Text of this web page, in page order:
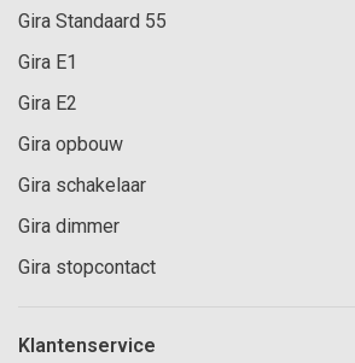
Gira Standaard 55
Gira E1
Gira E2
Gira opbouw
Gira schakelaar
Gira dimmer
Gira stopcontact
Klantenservice